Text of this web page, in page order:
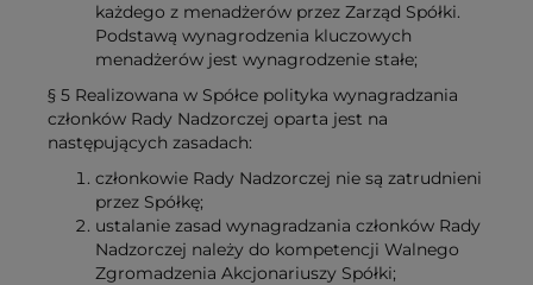
każdego z menadżerów przez Zarząd Spółki.
Podstawą wynagrodzenia kluczowych
menadżerów jest wynagrodzenie stałe;
§ 5 Realizowana w Spółce polityka wynagradzania
członków Rady Nadzorczej oparta jest na
następujących zasadach:
członkowie Rady Nadzorczej nie są zatrudnieni
przez Spółkę;
ustalanie zasad wynagradzania członków Rady
Nadzorczej należy do kompetencji Walnego
Zgromadzenia Akcjonariuszy Spółki;